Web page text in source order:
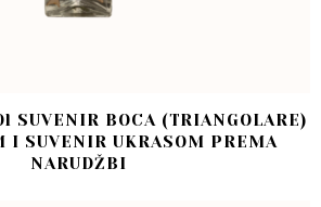
SUVENIR BOCA (TRIANGOLARE)
I SUVENIR UKRASOM PREMA
NARUDŽBI